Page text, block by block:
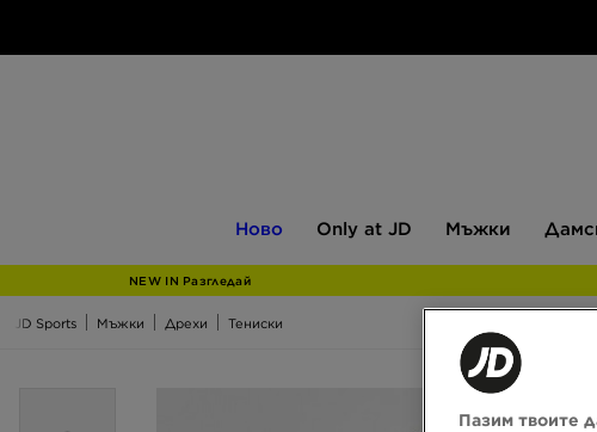
Ново
JD
Only at JD Мъжки
NEW IN Разгледай
JD Sports Мъжки Дрехи Тениски
Пазим твоите